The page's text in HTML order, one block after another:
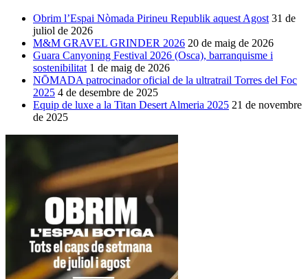
Obrim l’Espai Nòmada Pirineu Republik aquest Agost 31 de
juliol de 2026
M&M GRAVEL GRINDER 2026 20 de maig de 2026
Guara Canyoning Festival 2026 (Osca), barranquisme i
sostenibilitat 1 de maig de 2026
NŌMADA patrocinador oficial de la ultratrail Torres del Foc
2025 4 de desembre de 2025
Equip de luxe a la Titan Desert Almeria 2025 21 de novembre
de 2025